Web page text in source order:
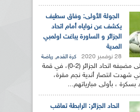
الجولة الأولى: وفاق سطيف
يكشف عن نواياه أمام اتحاد
الجزائر و الساورة يباغت اولمبي
المدية
28 نوفمبر 2020 كرة القدم, رياضة
فاز وفاق سطيف على مضيفه اتحاد الجزائر (2-0)، في قمة
شهدت انتصار أندية نجم مقرة،
بسكرة ، بأولى مبارياتهم...
اتحاد الجزائر: الرابطة تعاقب